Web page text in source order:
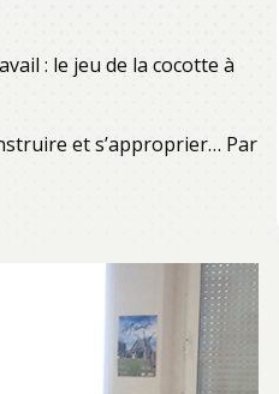
: le jeu de la cocotte à
et s’approprier… Par